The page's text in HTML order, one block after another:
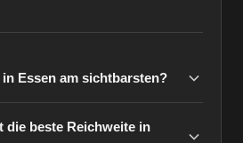
Essen am sichtbarsten?
die beste Reichweite in